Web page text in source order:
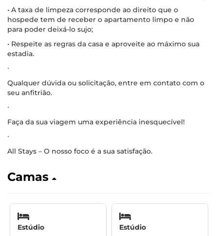
• A taxa de limpeza corresponde ao direito que o
hospede tem de receber o apartamento limpo e não
para poder deixá-lo sujo;
• Respeite as regras da casa e aproveite ao máximo sua
estadia.
∙
Qualquer dúvida ou solicitação, entre em contato com o
seu anfitrião.
∙
Faça da sua viagem uma experiência inesquecível!
∙
All Stays – O nosso foco é a sua satisfação.
Camas
Estúdio Estúdio